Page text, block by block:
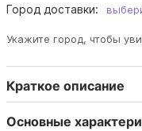
Город доставки:
Укажите город, чтобы
Краткое описание
Основные